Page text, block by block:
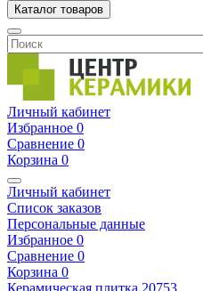
Каталог товаров
Личный кабинет
Избранное 0
Сравнение 0
Корзина 0
Личный кабинет
Список заказов
Персональные данные
Избранное 0
Сравнение 0
Корзина 0
Керамическая плитка 20753